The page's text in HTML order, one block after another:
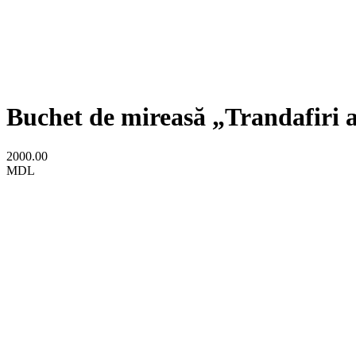
Buchet de mireasă „Trandafiri
2000.00
MDL